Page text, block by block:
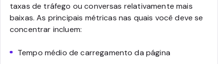
taxas de tráfego ou conversas relativamente mais
baixas. As principais métricas nas quais você deve se
concentrar incluem:
Tempo médio de carregamento da página